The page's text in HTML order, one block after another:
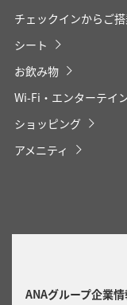
・表示金額は選択い
・表示金額と空席
・「＊」は現在金額
照会結果画面にて最
・表示金額には、
その他の各種税金、
ため、変動する可
・複数空港がある都
チェックインからご
シート
お飲み物
Wi-Fi・エンターテイ
ショッピング
アメニティ
ANAグループ企業